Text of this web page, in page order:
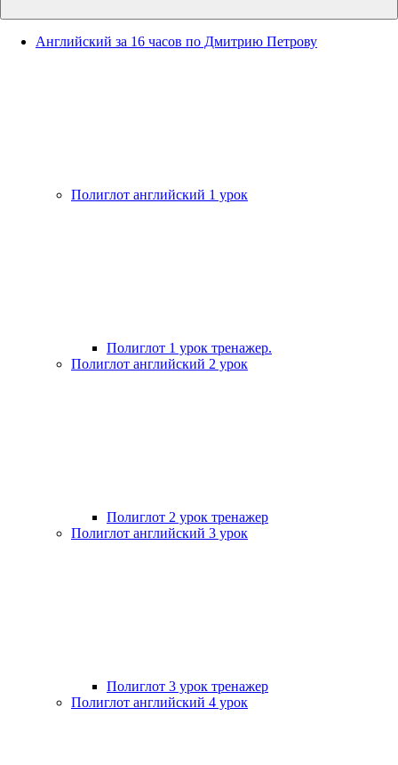
Английский за 16 часов по Дмитрию Петрову
Полиглот английский 1 урок
Полиглот 1 урок тренажер.
Полиглот английский 2 урок
Полиглот 2 урок тренажер
Полиглот английский 3 урок
Полиглот 3 урок тренажер
Полиглот английский 4 урок